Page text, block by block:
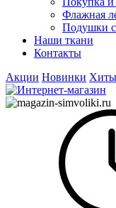
Флажная
Подушки
Наши ткани
Контакты
Акции Новинки